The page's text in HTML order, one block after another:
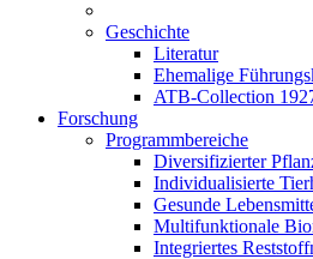
Geschichte
Literatur
Ehemalige
ATB-Collection
Forschung
Programmbereiche
Diversifizierter
Individualisierte
Gesunde
Multifunktionale
Integriertes